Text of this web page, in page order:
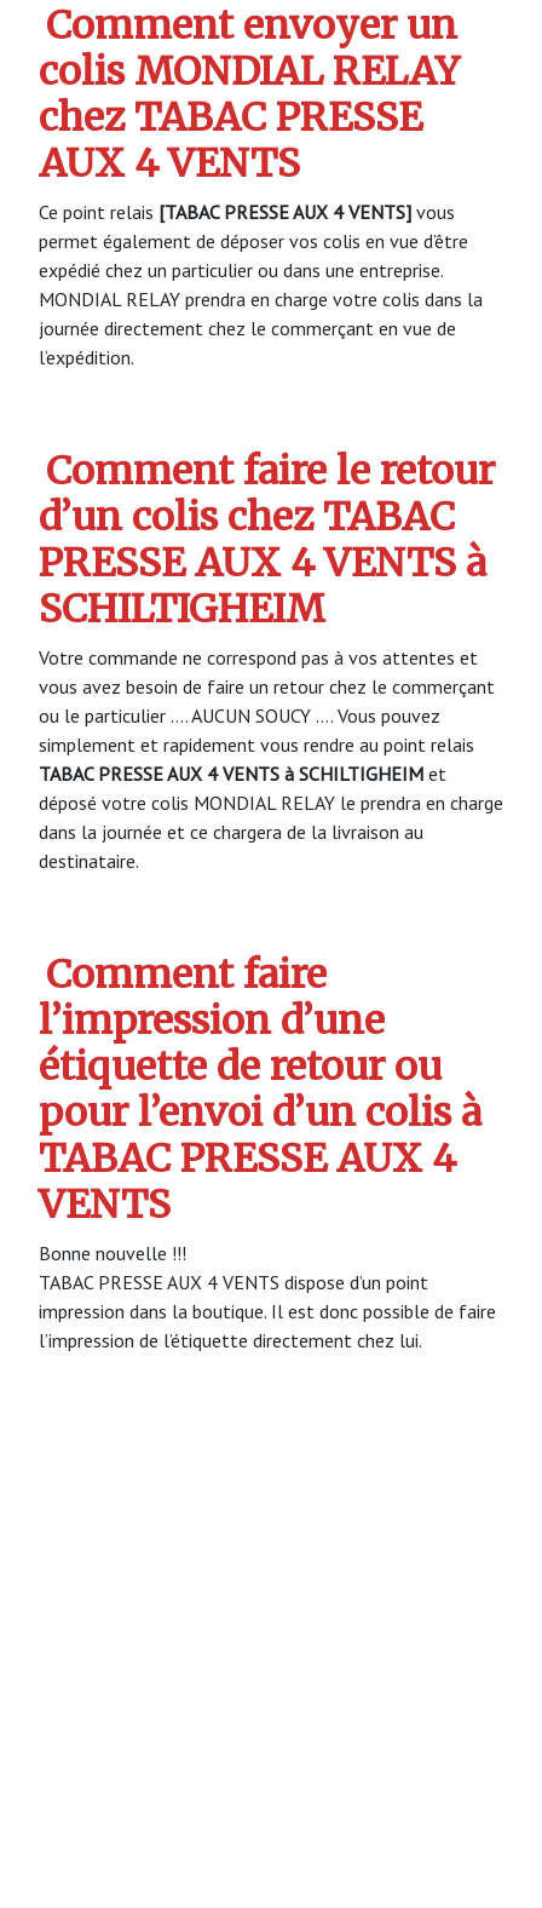
Comment envoyer un
colis MONDIAL RELAY
chez TABAC PRESSE
AUX 4 VENTS
Ce point relais [TABAC PRESSE AUX 4 VENTS] vous
permet également de déposer vos colis en vue d’être
expédié chez un particulier ou dans une entreprise.
MONDIAL RELAY prendra en charge votre colis dans la
journée directement chez le commerçant en vue de
l’expédition.
Comment faire le retour
d’un colis chez TABAC
PRESSE AUX 4 VENTS à
SCHILTIGHEIM
Votre commande ne correspond pas à vos attentes et
vous avez besoin de faire un retour chez le commerçant
ou le particulier …. AUCUN SOUCY …. Vous pouvez
simplement et rapidement vous rendre au point relais
TABAC PRESSE AUX 4 VENTS à SCHILTIGHEIM et
déposé votre colis MONDIAL RELAY le prendra en charge
dans la journée et ce chargera de la livraison au
destinataire.
Comment faire
l’impression d’une
étiquette de retour ou
pour l’envoi d’un colis à
TABAC PRESSE AUX 4
VENTS
Bonne nouvelle !!!
TABAC PRESSE AUX 4 VENTS dispose d’un point
impression dans la boutique. Il est donc possible de faire
l’impression de l’étiquette directement chez lui.